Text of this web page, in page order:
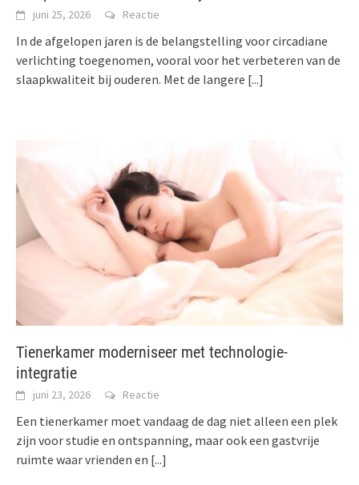
juni 25, 2026 Reactie
In de afgelopen jaren is de belangstelling voor circadiane
verlichting toegenomen, vooral voor het verbeteren van de
slaapkwaliteit bij ouderen. Met de langere [...]
Tienerkamer moderniseer met technologie-
integratie
juni 23, 2026 Reactie
Een tienerkamer moet vandaag de dag niet alleen een plek
zijn voor studie en ontspanning, maar ook een gastvrije
ruimte waar vrienden en [...]